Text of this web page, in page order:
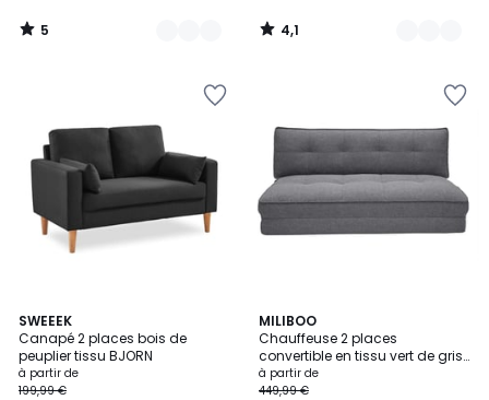
5
/
4,1
/
SWEEEK
Canapé 2 places bois de
peuplier tissu BJORN
à partir de
199,99 €
4,5
/ 5
2
Couleurs
MILIBOO
Chauffeuse 2 places
convertible en tissu vert de gris
SALLY
à partir de
449,99 €
5
/
5
4
Couleurs